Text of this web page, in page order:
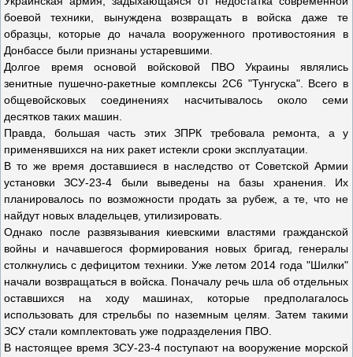
боевой техники, вынуждена возвращать в войска даже те
образцы, которые до начала вооруженного противостояния в
Донбассе были признаны устаревшими.
Долгое время основой войсковой ПВО Украины являлись
зенитные пушечно-ракетные комплексы 2С6 "Тунгуска". Всего в
общевойсковых соединениях насчитывалось около семи
десятков таких машин.
Правда, большая часть этих ЗПРК требовала ремонта, а у
применявшихся на них ракет истекли сроки эксплуатации.
В то же время доставшиеся в наследство от Советской Армии
установки ЗСУ-23-4 были выведены на базы хранения. Их
планировалось по возможности продать за рубеж, а те, что не
найдут новых владельцев, утилизировать.
Однако после развязывания киевскими властями гражданской
войны и начавшегося формирования новых бригад, генералы
столкнулись с дефицитом техники. Уже летом 2014 года "Шилки"
начали возвращаться в войска. Поначалу речь шла об отдельных
оставшихся на ходу машинах, которые предполагалось
использовать для стрельбы по наземным целям. Затем такими
ЗСУ стали комплектовать уже подразделения ПВО.
В настоящее время ЗСУ-23-4 поступают на вооружение морской